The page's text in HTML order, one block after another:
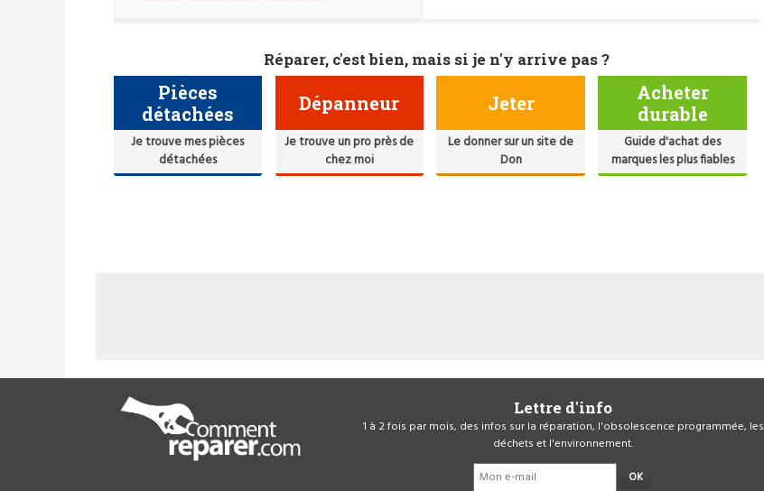
Réparer, c'est bien, mais si je n'y arrive pas ?
Pièces
détachées
Je trouve mes pièces
détachées
Dépanneur
Je trouve un pro près de
chez moi
Jeter
Le donner sur un site de
Don
Acheter
durable
Guide d'achat des
marques les plus fiables
Lettre d'info
1 à 2 fois par mois, des infos sur la réparation, l'obsolescence programmée, les
déchets et l'environnement.
OK